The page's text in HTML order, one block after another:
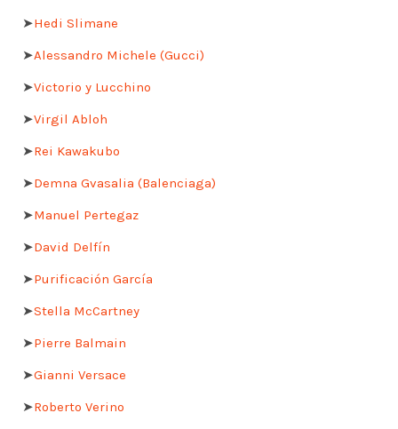
➤Hedi Slimane
➤Alessandro Michele (Gucci)
➤Victorio y Lucchino
➤Virgil Abloh
➤Rei Kawakubo
➤Demna Gvasalia (Balenciaga)
➤Manuel Pertegaz
➤David Delfín
➤Purificación García
➤Stella McCartney
➤Pierre Balmain
➤Gianni Versace
➤Roberto Verino